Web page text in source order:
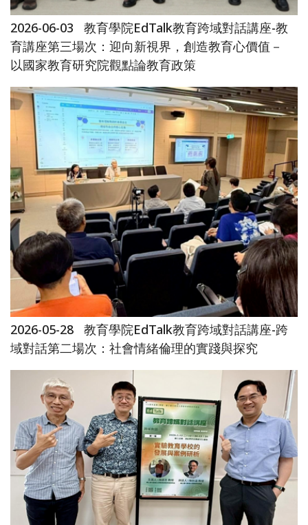
2026-06-03
教育學院EdTalk教育跨域對話講座-教
育講座第三場次：迎向新視界，創造教育心價值－
以國家教育研究院觀點論教育政策
2026-05-28
教育學院EdTalk教育跨域對話講座-跨
域對話第二場次：社會情緒倫理的實踐與探究